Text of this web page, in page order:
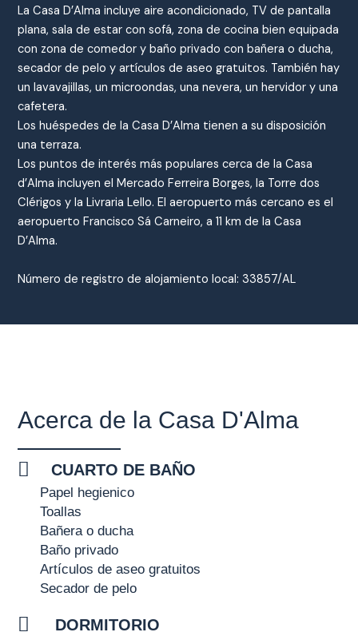
La Casa D’Alma incluye aire acondicionado, TV de pantalla
plana, sala de estar con sofá, zona de cocina bien equipada
con zona de comedor y baño privado con bañera o ducha,
secador de pelo y artículos de aseo gratuitos. También hay
un lavavajillas, un microondas, una nevera, un hervidor y una
cafetera.
Los huéspedes de la Casa D’Alma tienen a su disposición
una terraza.
Los puntos de interés más populares cerca de la Casa
d’Alma incluyen el Mercado Ferreira Borges, la Torre dos
Clérigos y la Livraria Lello. El aeropuerto más cercano es el
aeropuerto Francisco Sá Carneiro, a 11 km de la Casa
D’Alma.
Número de registro de alojamiento local: 33857/AL
Acerca de la Casa D'Alma
CUARTO DE BAÑO
Papel hegienico
Toallas
Bañera o ducha
Baño privado
Artículos de aseo gratuitos
Secador de pelo
DORMITORIO